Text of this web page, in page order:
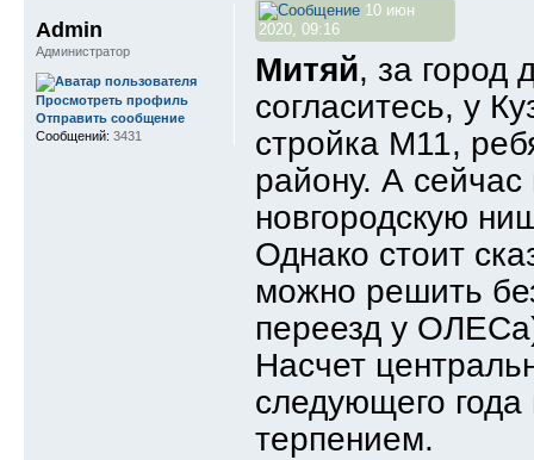
10 июн
2020, 09:16
Митяй, за город
согласитесь, у
стройка М11,
району. А
новгородскую
Однако стоит
можно решить
переезд у
Насчет
следующего года
терпением.
Admin
Администратор
Просмотреть профиль
Отправить сообщение
Сообщений: 3431